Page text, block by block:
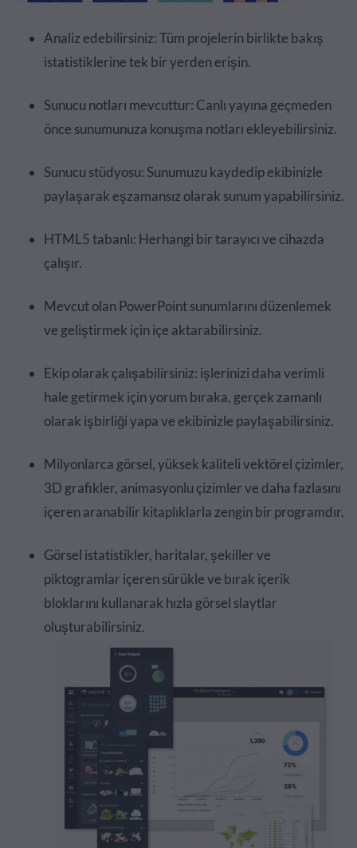
Analiz edebilirsiniz: Tüm projelerin birlikte bakış
istatistiklerine tek bir yerden erişin.
Sunucu notları mevcuttur: Canlı yayına geçmeden
önce sunumunuza konuşma notları ekleyebilirsiniz.
Sunucu stüdyosu: Sunumuzu kaydedip ekibinizle
paylaşarak eşzamansız olarak sunum yapabilirsiniz.
HTML5 tabanlı: Herhangi bir tarayıcı ve cihazda
çalışır.
Mevcut olan PowerPoint sunumlarını düzenlemek
ve geliştirmek için içe aktarabilirsiniz.
Ekip olarak çalışabilirsiniz: işlerinizi daha verimli
hale getirmek için yorum bıraka, gerçek zamanlı
olarak işbirliği yapa ve ekibinizle paylaşabilirsiniz.
Milyonlarca görsel, yüksek kaliteli vektörel çizimler,
3D grafikler, animasyonlu çizimler ve daha fazlasını
içeren aranabilir kitaplıklarla zengin bir programdır.
Görsel istatistikler, haritalar, şekiller ve
piktogramlar içeren sürükle ve bırak içerik
bloklarını kullanarak hızla görsel slaytlar
oluşturabilirsiniz.